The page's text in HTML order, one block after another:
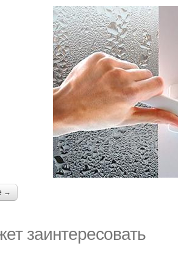
→
заинтересовать